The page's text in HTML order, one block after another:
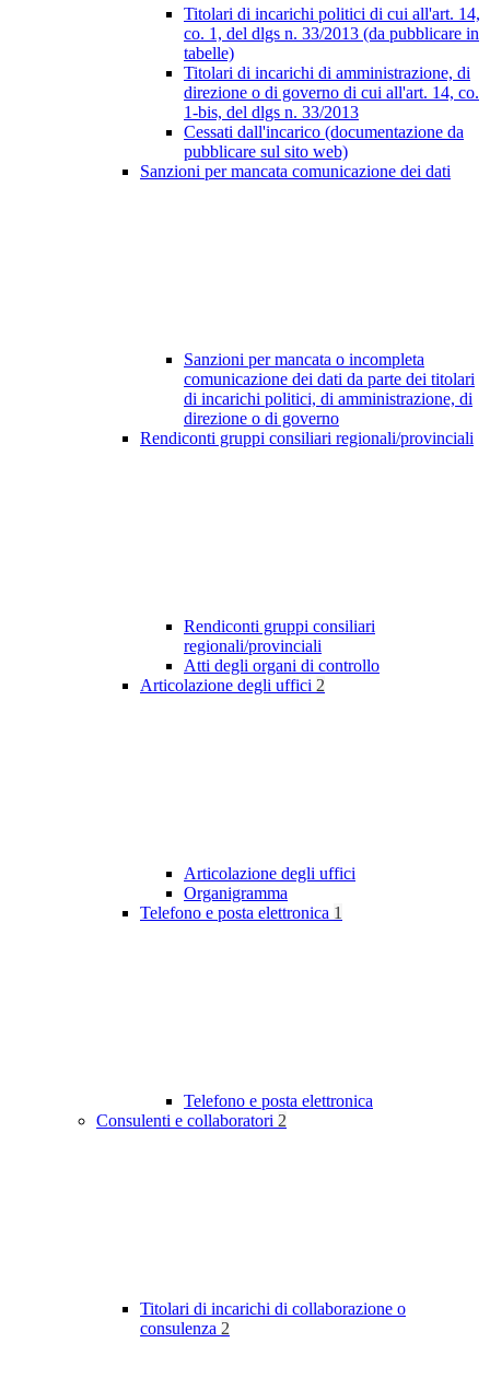
Titolari di incarichi politici di cui all'art. 14,
co. 1, del dlgs n. 33/2013 (da pubblicare in
tabelle)
Titolari di incarichi di amministrazione, di
direzione o di governo di cui all'art. 14, co.
1-bis, del dlgs n. 33/2013
Cessati dall'incarico (documentazione da
pubblicare sul sito web)
Sanzioni per mancata comunicazione dei dati
Sanzioni per mancata o incompleta
comunicazione dei dati da parte dei titolari
di incarichi politici, di amministrazione, di
direzione o di governo
Rendiconti gruppi consiliari regionali/provinciali
Rendiconti gruppi consiliari
regionali/provinciali
Atti degli organi di controllo
Articolazione degli uffici 2
Articolazione degli uffici
Organigramma
Telefono e posta elettronica 1
Telefono e posta elettronica
Consulenti e collaboratori 2
Titolari di incarichi di collaborazione o
consulenza 2